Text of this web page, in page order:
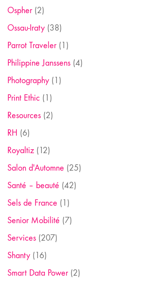
Ospher(2)
Ossau-Iraty (38)
Parrot Traveler(1)
Philippine Janssens (4)
Photography (1)
Print Ethic (1)
Resources (2)
RH (6)
Royaltiz (12)
Salon d'Automne (25)
Santé – beauté (42)
Sels de France (1)
Senior Mobilité (7)
Services (207)
Shanty (16)
Smart Data Power(2)